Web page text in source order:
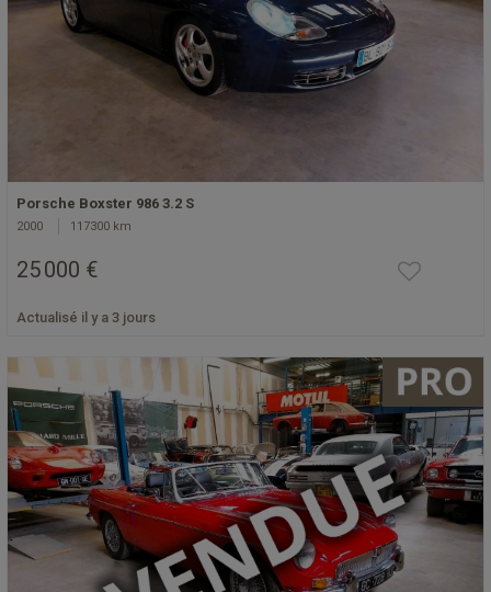
Porsche Boxster 986 3.2 S
2000 117300 km
25 000 €
Actualisé il y a 3 jours